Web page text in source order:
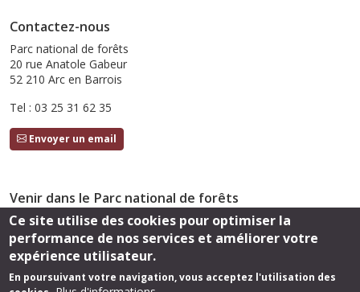
Contactez-nous
Parc national de forêts
20 rue Anatole Gabeur
52 210 Arc en Barrois
Tel : 03 25 31 62 35
Envoyer un email
Venir dans le Parc national de forêts
Accès
Suivez-nous
Ce site utilise des cookies pour optimiser la
performance de nos services et améliorer votre
expérience utilisateur.
En poursuivant votre navigation, vous acceptez l'utilisation des